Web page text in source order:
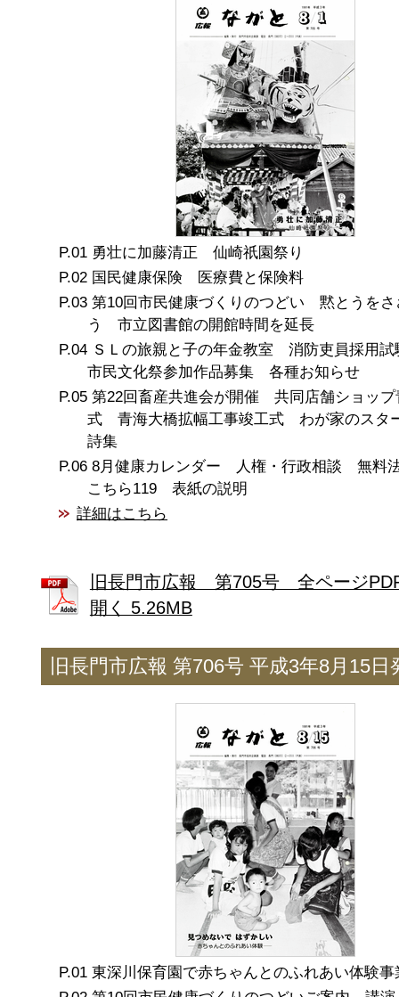
勇壮に加藤清正 仙崎祇園祭り
国民健康保険 医療費と保険料
第10回市民健康づくりのつどい 黙とうをさ
う 市立図書館の開館時間を延長
ＳＬの旅親と子の年金教室 消防吏員採用
市民文化祭参加作品募集 各種お知らせ
第22回畜産共進会が開催 共同店舗ショップ
式 青海大橋拡幅工事竣工式 わが家のスタ
詩集
8月健康カレンダー 人権・行政相談 無
こちら119 表紙の説明
詳細はこちら
旧長門市広報 第705号 全ページ
開く 5.26MB
旧長門市広報 第706号 平成3年8月15日
東深川保育園で赤ちゃんとのふれあい体験事